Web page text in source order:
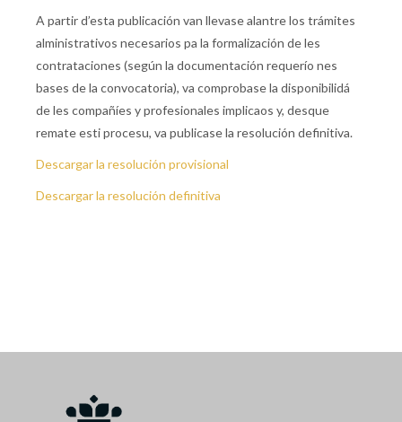
A partir d’esta publicación van llevase alantre los trámites
alministrativos necesarios pa la formalización de les
contrataciones (según la documentación requerío nes
bases de la convocatoria), va comprobase la disponibilidá
de les compañíes y profesionales implicaos y, desque
remate esti procesu, va publicase la resolución definitiva.
Descargar la resolución provisional
Descargar la resolución definitiva